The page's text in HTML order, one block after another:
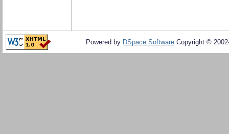
Powered by DSpace Software Copyright ©